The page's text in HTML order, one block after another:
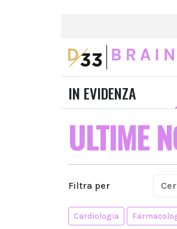
IN EVIDENZA
ULTIME
Filtra per
Cardiologia